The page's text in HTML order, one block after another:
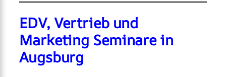
EDV, Vertrieb und
Marketing Seminare in
Augsburg